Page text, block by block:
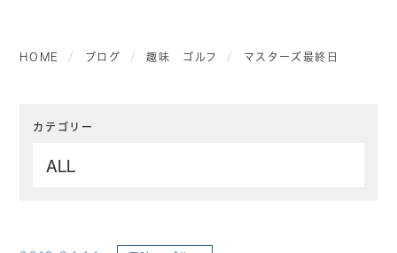
HOME ブログ 趣味 ゴルフ マスターズ最終日
カテゴリー